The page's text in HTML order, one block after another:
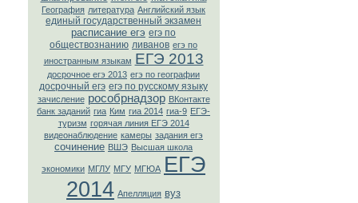
География литература Английский язык
единый государственный экзамен
расписание егэ егэ по
обществознанию ливанов егэ по
иностранным языкам ЕГЭ 2013
досрочное егэ 2013 егэ по географии
досрочный егэ егэ по русскому языку
зачисление рособрнадзор ВКонтaкте
банк заданий гиа Ким гиа 2014 гиа-9 ЕГЭ-
туризм горячая линия ЕГЭ 2014
видеонаблюдение камеры задания егэ
сочинение ВШЭ Высшая школа
экономики МГЛУ МГУ МГЮА ЕГЭ
2014 Апелляция вуз